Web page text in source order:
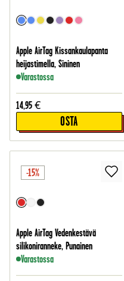
Apple AirTag Kissankaulapanta
heijastimella, Sininen
Varastossa
14,95 €
OSTA
-15%
Apple AirTag Vedenkestävä
silikoniranneke, Punainen
Varastossa